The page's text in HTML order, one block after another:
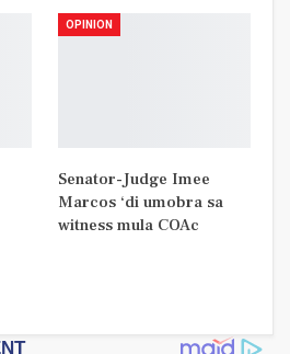
OPINION
Senator-Judge Imee
Marcos ‘di umobra sa
witness mula COAc